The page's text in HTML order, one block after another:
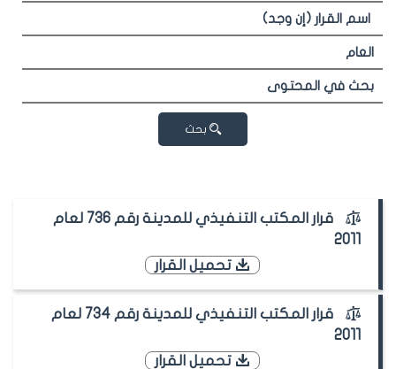
بحث
قرار المكتب التنفيذي للمدينة رقم 736 لعام
2011
تحميل القرار
قرار المكتب التنفيذي للمدينة رقم 734 لعام
2011
تحميل القرار